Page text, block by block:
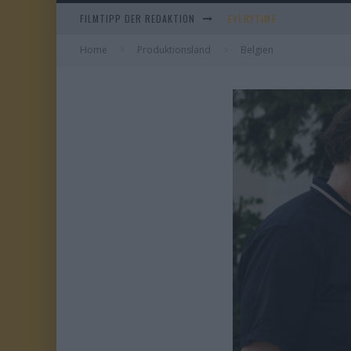
FILMTIPP DER REDAKTION WHAM! – 10 DAYS IN
IM SPIEGEL MEINER
Home Produktionsland Belgien